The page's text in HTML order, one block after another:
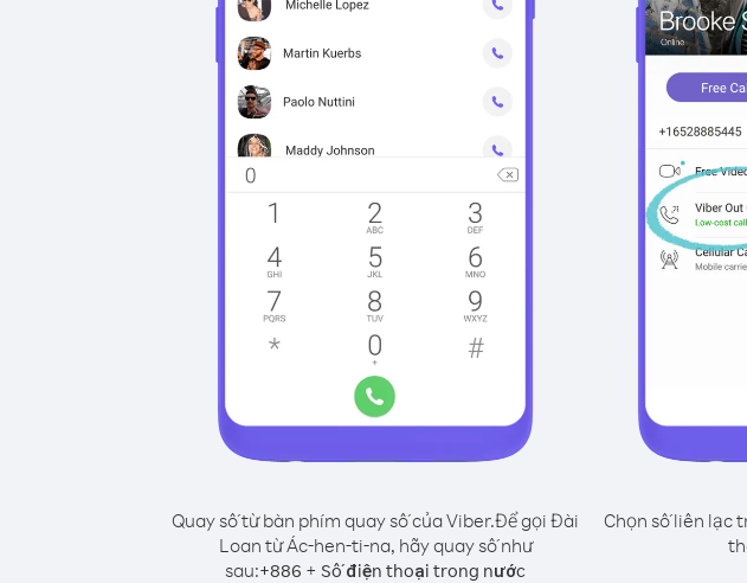
Quay số từ bàn phím quay số của Viber.Để gọi Đài
Loan từ Ác-hen-ti-na, hãy quay số như
sau:+886 + Số điện thoại trong nước
Chọn số liên lạc